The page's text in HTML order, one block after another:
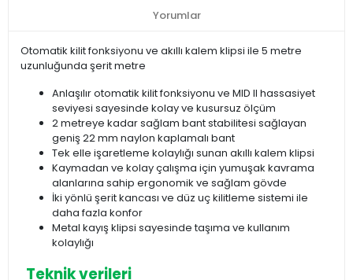
Yorumlar
Otomatik kilit fonksiyonu ve akıllı kalem klipsi ile 5 metre
uzunluğunda şerit metre
Anlaşılır otomatik kilit fonksiyonu ve MID II hassasiyet
seviyesi sayesinde kolay ve kusursuz ölçüm
2 metreye kadar sağlam bant stabilitesi sağlayan
geniş 22 mm naylon kaplamalı bant
Tek elle işaretleme kolaylığı sunan akıllı kalem klipsi
Kaymadan ve kolay çalışma için yumuşak kavrama
alanlarına sahip ergonomik ve sağlam gövde
İki yönlü şerit kancası ve düz uç kilitleme sistemi ile
daha fazla konfor
Metal kayış klipsi sayesinde taşıma ve kullanım
kolaylığı
Teknik verileri